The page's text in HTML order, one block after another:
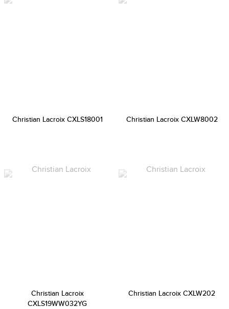
Christian Lacroix CXLS18001 Christian Lacroix CXLW8002
Christian Lacroix
CXLS19WW032YG
Christian Lacroix CXLW202